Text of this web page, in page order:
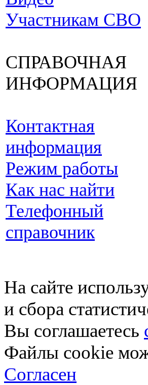
Участникам СВО
СПРАВОЧНАЯ
ИНФОРМАЦИЯ
Контактная
информация
Режим работы
Как нас найти
Телефонный
справочник
На сайте
и сбора
Вы соглашаетесь
Файлы cookie
Согласен